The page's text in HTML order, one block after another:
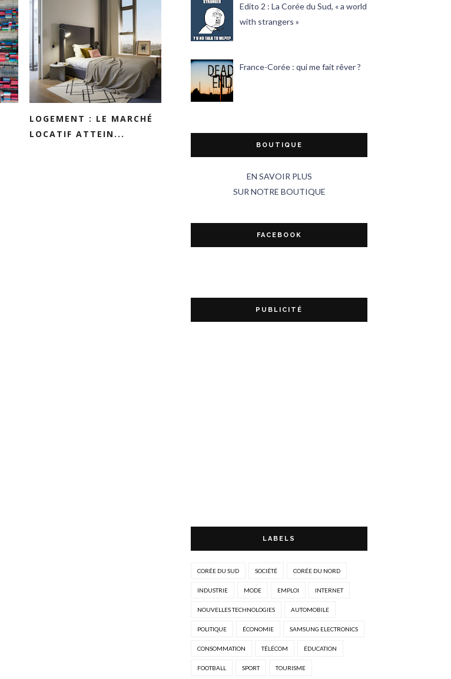
LOGEMENT : LE MARCHÉ
LOCATIF ATTEIN...
Edito 2 : La Corée du Sud, « a world
with strangers »
France-Corée : qui me fait rêver ?
BOUTIQUE
EN SAVOIR PLUS
SUR NOTRE BOUTIQUE
FACEBOOK
PUBLICITÉ
LABELS
CORÉE DU SUD SOCIÉTÉ CORÉE DU NORD
INDUSTRIE MODE EMPLOI INTERNET
NOUVELLES TECHNOLOGIES AUTOMOBILE
POLITIQUE ÉCONOMIE SAMSUNG ELECTRONICS
CONSOMMATION TÉLÉCOM ÉDUCATION
FOOTBALL SPORT TOURISME